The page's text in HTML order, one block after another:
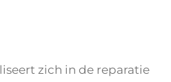
zich in de reparatie